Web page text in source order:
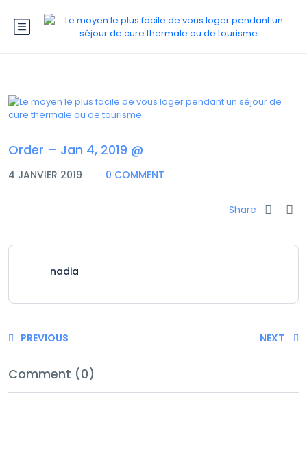
Order – Jan 4, 2019 @
4 JANVIER 2019 0 COMMENT
Share
nadia
PREVIOUS NEXT
Comment (0)